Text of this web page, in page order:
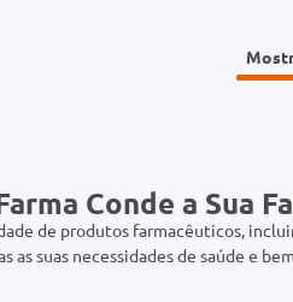
Conde a Sua
de produtos farmacêuticos,
as suas necessidades de saúde e